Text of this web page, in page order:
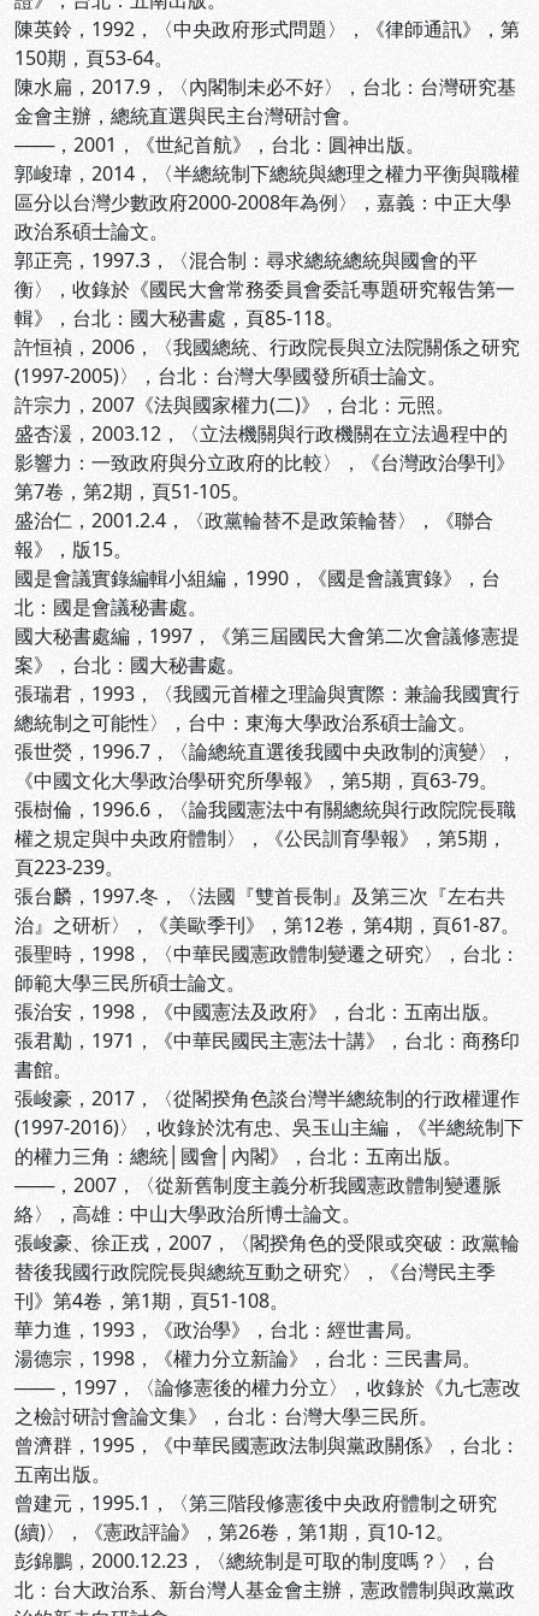
陳英鈴，1992，〈中央政府形式問題〉，《律師通訊》，第
150期，頁53-64。
陳水扁，2017.9，〈內閣制未必不好〉，台北：台灣研究基
金會主辦，總統直選與民主台灣研討會。
───，2001，《世紀首航》，台北：圓神出版。
郭峻瑋，2014，〈半總統制下總統與總理之權力平衡與職權
區分以台灣少數政府2000-2008年為例〉，嘉義：中正大學
政治系碩士論文。
郭正亮，1997.3，〈混合制：尋求總統總統與國會的平
衡〉，收錄於《國民大會常務委員會委託專題研究報告第一
輯》，台北：國大秘書處，頁85-118。
許恒禎，2006，〈我國總統、行政院長與立法院關係之研究
(1997-2005)〉，台北：台灣大學國發所碩士論文。
許宗力，2007《法與國家權力(二)》，台北：元照。
盛杏湲，2003.12，〈立法機關與行政機關在立法過程中的
影響力：一致政府與分立政府的比較〉，《台灣政治學刊》
第7卷，第2期，頁51-105。
盛治仁，2001.2.4，〈政黨輪替不是政策輪替〉，《聯合
報》，版15。
國是會議實錄編輯小組編，1990，《國是會議實錄》，台
北：國是會議秘書處。
國大秘書處編，1997，《第三屆國民大會第二次會議修憲提
案》，台北：國大秘書處。
張瑞君，1993，〈我國元首權之理論與實際：兼論我國實行
總統制之可能性〉，台中：東海大學政治系碩士論文。
張世熒，1996.7，〈論總統直選後我國中央政制的演變〉，
《中國文化大學政治學研究所學報》，第5期，頁63-79。
張樹倫，1996.6，〈論我國憲法中有關總統與行政院院長職
權之規定與中央政府體制〉，《公民訓育學報》，第5期，
頁223-239。
張台麟，1997.冬，〈法國『雙首長制』及第三次『左右共
治』之研析〉，《美歐季刊》，第12卷，第4期，頁61-87。
張聖時，1998，〈中華民國憲政體制變遷之研究〉，台北：
師範大學三民所碩士論文。
張治安，1998，《中國憲法及政府》，台北：五南出版。
張君勱，1971，《中華民國民主憲法十講》，台北：商務印
書館。
張峻豪，2017，〈從閣揆角色談台灣半總統制的行政權運作
(1997-2016)〉，收錄於沈有忠、吳玉山主編，《半總統制下
的權力三角：總統│國會│內閣》，台北：五南出版。
───，2007，〈從新舊制度主義分析我國憲政體制變遷脈
絡〉，高雄：中山大學政治所博士論文。
張峻豪、徐正戎，2007，〈閣揆角色的受限或突破：政黨輪
替後我國行政院院長與總統互動之研究〉，《台灣民主季
刊》第4卷，第1期，頁51-108。
華力進，1993，《政治學》，台北：經世書局。
湯德宗，1998，《權力分立新論》，台北：三民書局。
───，1997，〈論修憲後的權力分立〉，收錄於《九七憲改
之檢討研討會論文集》，台北：台灣大學三民所。
曾濟群，1995，《中華民國憲政法制與黨政關係》，台北：
五南出版。
曾建元，1995.1，〈第三階段修憲後中央政府體制之研究
(續)〉，《憲政評論》，第26卷，第1期，頁10-12。
彭錦鵬，2000.12.23，〈總統制是可取的制度嗎？〉，台
北：台大政治系、新台灣人基金會主辦，憲政體制與政黨政